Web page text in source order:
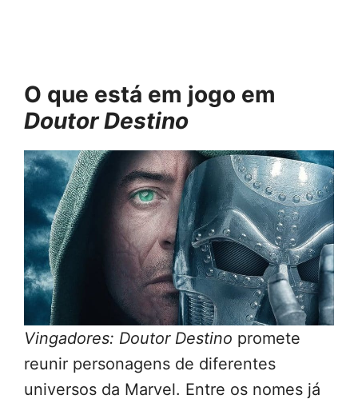
O que está em jogo em
Doutor Destino
Vingadores: Doutor Destino promete
reunir personagens de diferentes
universos da Marvel. Entre os nomes já